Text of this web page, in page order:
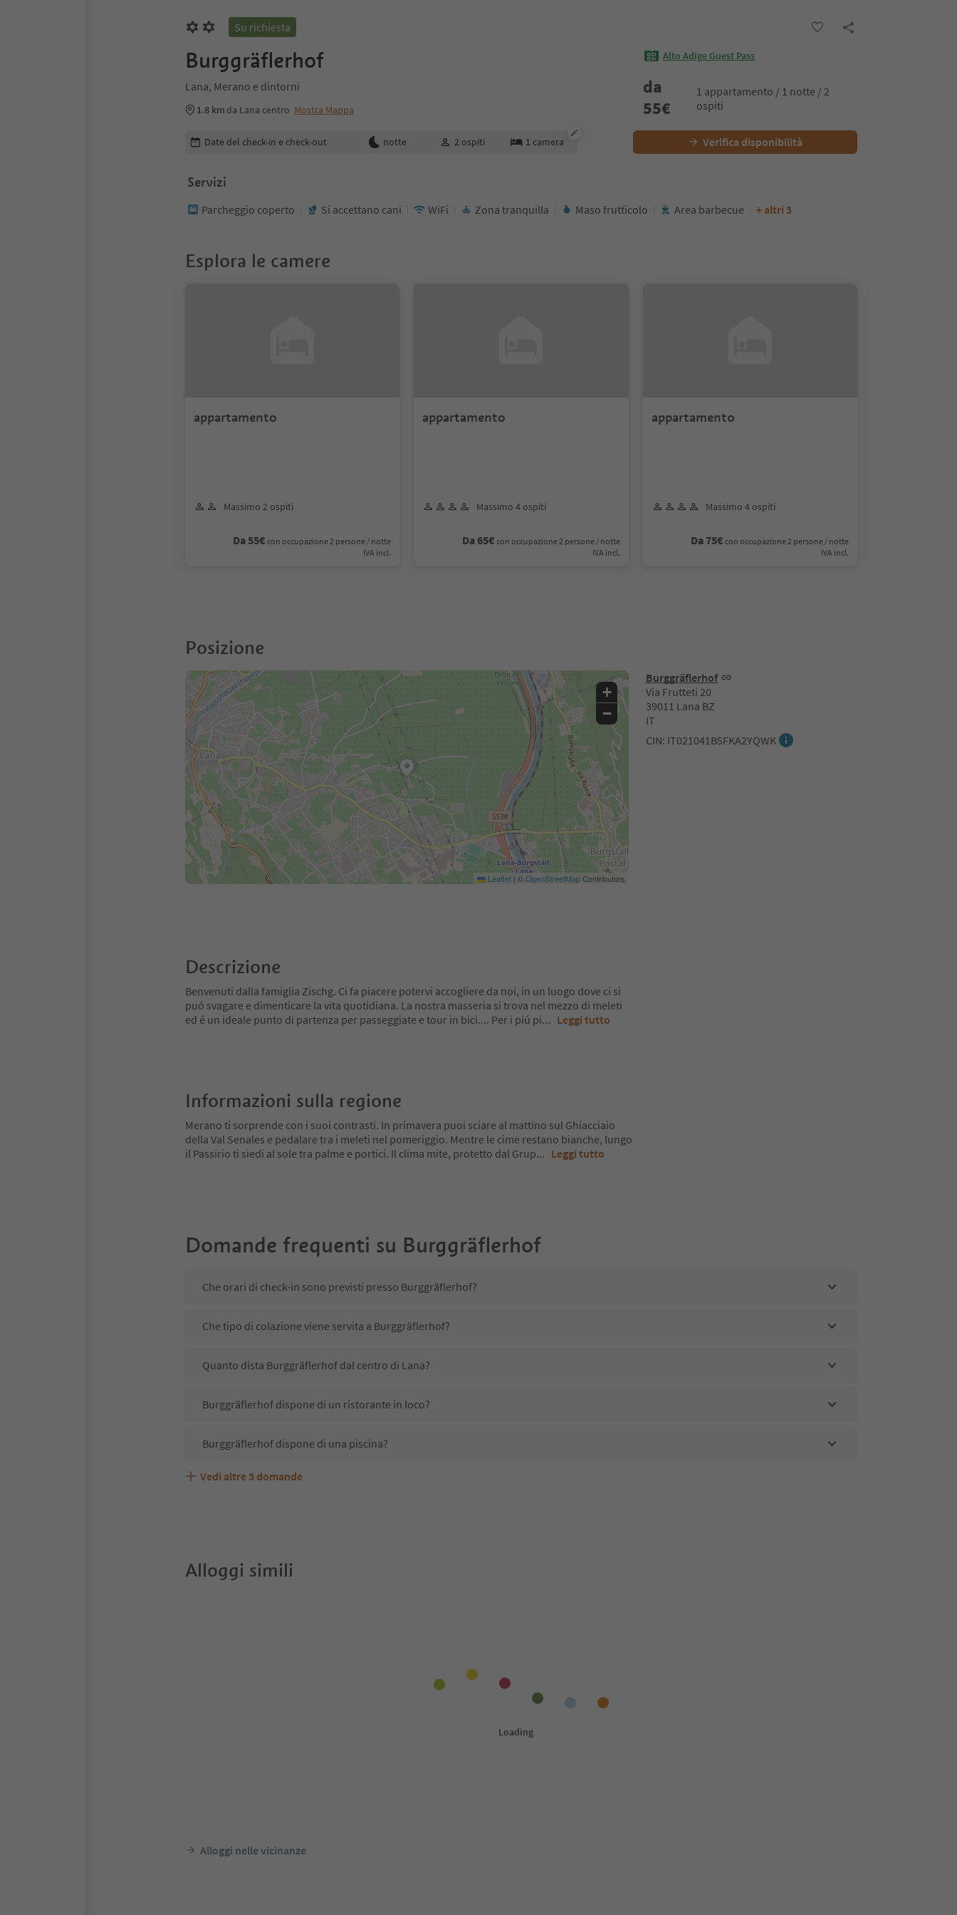
Su richiesta
Burggräflerhof
Lana, Merano e dintorni
1.8 km da Lana centro Mostra Mappa
Alto Adige Guest Pass
da
55€
1 appartamento / 1 notte / 2
ospiti
Modifica i dettagli della prenotazione
Date del check-in e check-out notte 2 ospiti 1 camera Verifica disponibilità
Servizi
Parcheggio coperto Si accettano cani WiFi Zona tranquilla Maso frutticolo Area barbecue + altri 3
Esplora le camere
appartamento
Massimo 2 ospiti
Da 55€ con occupazione 2 persone / notte
IVA incl.
appartamento
Massimo 4 ospiti
Da 65€ con occupazione 2 persone / notte
IVA incl.
appartamento
Massimo 4 ospiti
Da 75€ con occupazione 2 persone / notte
IVA incl.
Posizione
Burggräflerhof
Via Frutteti 20
39011 Lana BZ
IT
CIN: IT021041B5FKA2YQWK
+
−
Leaflet | ©OpenStreetMapContributors
Descrizione
Benvenuti dalla famiglia Zischg. Ci fa piacere potervi accogliere da noi, in un luogo dove ci si
puó svagare e dimenticare la vita quotidiana. La nostra masseria si trova nel mezzo di meleti
ed é un ideale punto di partenza per passeggiate e tour in bici.... Per i piú pi... Leggi tutto
Informazioni sulla regione
Merano ti sorprende con i suoi contrasti. In primavera puoi sciare al mattino sul Ghiacciaio
della Val Senales e pedalare tra i meleti nel pomeriggio. Mentre le cime restano bianche, lungo
il Passirio ti siedi al sole tra palme e portici. Il clima mite, protetto dal Grup... Leggi tutto
Domande frequenti su Burggräflerhof
Che orari di check-in sono previsti presso Burggräflerhof?
Che tipo di colazione viene servita a Burggräflerhof?
Quanto dista Burggräflerhof dal centro di Lana?
Burggräflerhof dispone di un ristorante in loco?
Burggräflerhof dispone di una piscina?
Burggräflerhof accetta animali domestici?
Quali servizi/attività sono disponibili presso Burggräflerhof?
Gli ospiti di Burggräflerhof ricevono l'Alto Adige Guest Pass?
Vedi altre 3 domande
Alloggi simili
Alloggi nelle vicinanze